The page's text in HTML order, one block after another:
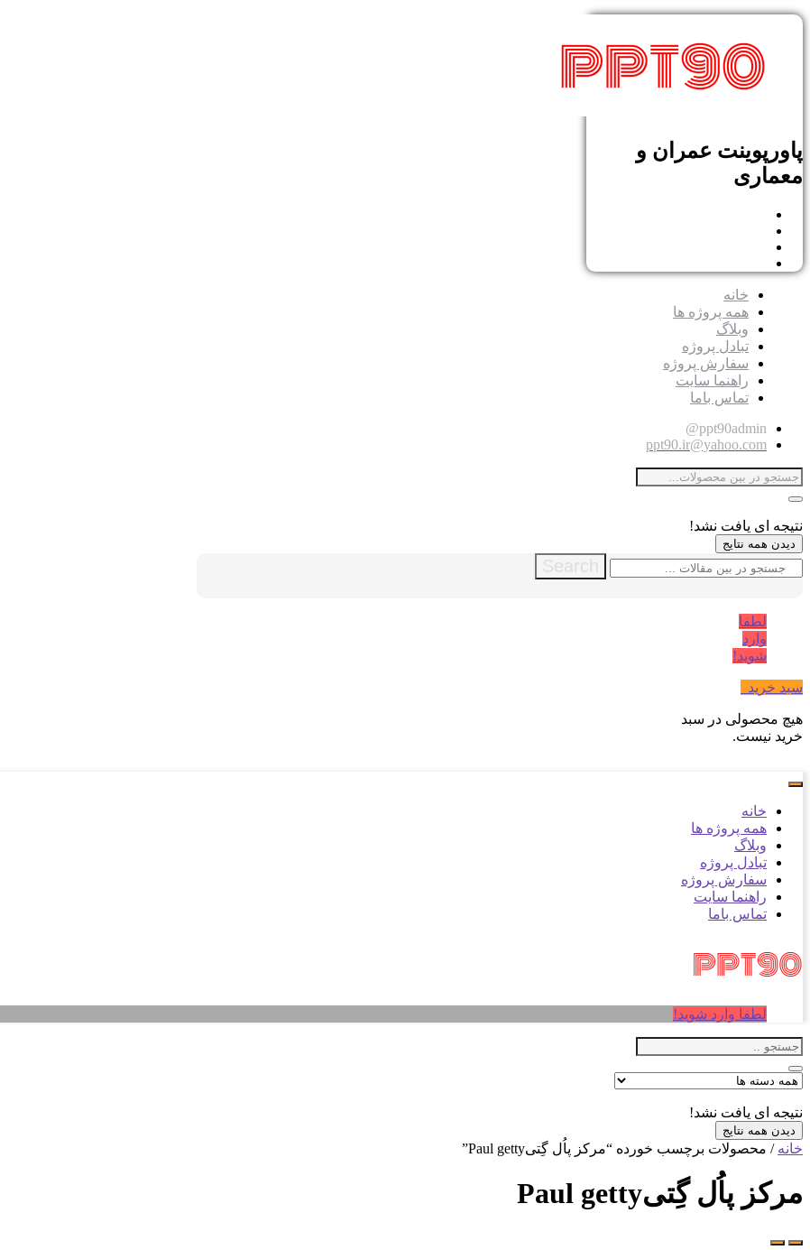
پاورپوینت عمران و
معماری
خانه
همه پروژه ها
وبلاگ
تبادل پروژه
سفارش پروژه
راهنما سایت
تماس باما
ppt90admin@
ppt90.ir@yahoo.com
نتیجه ای یافت نشد!
دیدن همه نتایج
Search
لطفا
وارد
شوید!
سبد خرید
هیچ محصولی در سبد
خرید نیست.
خانه
همه پروژه ها
وبلاگ
تبادل پروژه
سفارش پروژه
راهنما سایت
تماس باما
لطفا وارد شوید!
نتیجه ای یافت نشد!
دیدن همه نتایج
خانه / محصولات برچسب خورده “مرکز پاُل گِتیPaul getty”
مرکز پاُل گِتیPaul getty